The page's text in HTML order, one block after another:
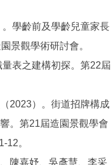
學齡前及學齡兒童家長
景觀學術研討會。
表之建構初探。第22屆
2023）。街道招牌構成
。第21屆造園景觀學會
12。
陳嘉妤、吳彥慧、李采